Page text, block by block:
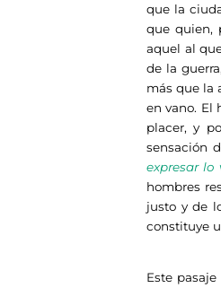
que la
que quien,
aquel al
de la
más que la
en vano. El
placer, y
sensación
expresar
hombres
justo y de
constituye
Este